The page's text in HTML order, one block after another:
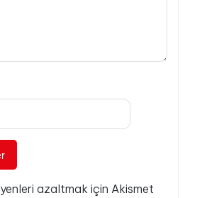
azaltmak için Akismet